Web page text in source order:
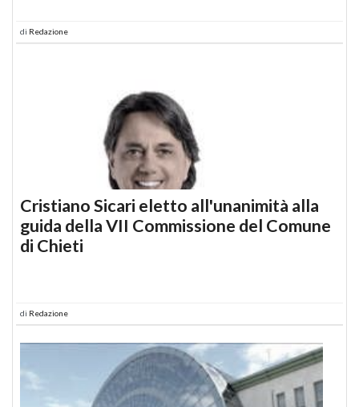
di Redazione
Cristiano Sicari eletto all'unanimità alla
guida della VII Commissione del Comune
di Chieti
di Redazione